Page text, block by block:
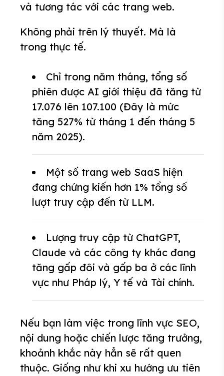
và tương tác với các trang web.
Không phải trên lý thuyết. Mà là
trong thực tế.
Chỉ trong năm tháng, tổng số
phiên được AI giới thiệu đã tăng từ
17.076 lên 107.100 (Đây là mức
tăng 527% từ tháng 1 đến tháng 5
năm 2025).
Một số trang web SaaS hiện
đang chứng kiến hơn 1% tổng số
lượt truy cập đến từ LLM.
Lượng truy cập từ ChatGPT,
Claude và các công ty khác đang
tăng gấp đôi và gấp ba ở các lĩnh
vực như Pháp lý, Y tế và Tài chính.
Nếu bạn làm việc trong lĩnh vực SEO,
nội dung hoặc chiến lược tăng trưởng,
khoảnh khắc này hẳn sẽ rất quen
thuộc. Giống như khi xu hướng ưu tiên